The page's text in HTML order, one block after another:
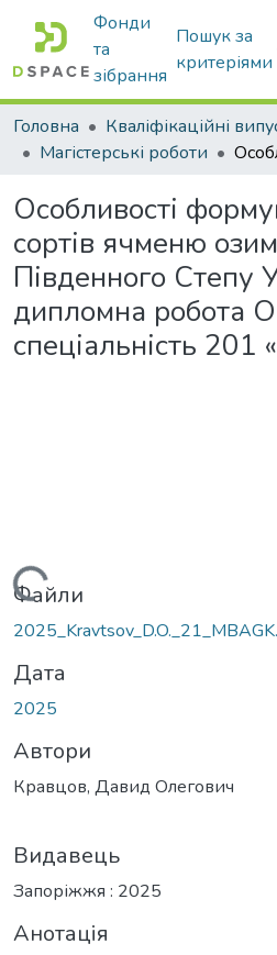
Фонди
та
зібрання
Пошук за
критеріями
Головна
Магістерські роботи
Особливості
сортів ячменю
Південного Степу
дипломна робота
спеціальність 201
Файли
Дата
2025
Автори
Кравцов, Давид Олегович
Видавець
Запоріжжя : 2025
Анотація